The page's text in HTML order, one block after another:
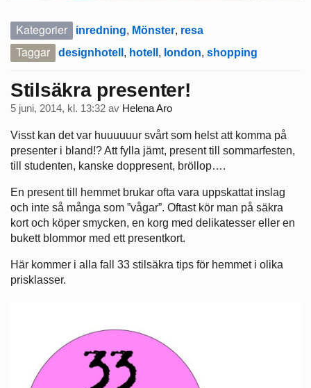
Kategorier inredning, Mönster, resa
Taggar designhotell , hotell , london, shopping
Stilsäkra presenter!
5 juni, 2014, kl. 13:32 av Helena Aro
Visst kan det var huuuuuur svårt som helst att komma på
presenter i bland!? Att fylla jämt, present till sommarfesten,
till studenten, kanske doppresent, bröllop….
En present till hemmet brukar ofta vara uppskattat inslag
och inte så många som ”vågar”. Oftast kör man på säkra
kort och köper smycken, en korg med delikatesser eller en
bukett blommor med ett presentkort.
Här kommer i alla fall 33 stilsäkra tips för hemmet i olika
prisklasser.